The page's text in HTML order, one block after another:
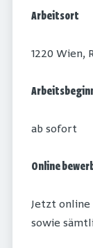
Arbeitsort
1220 Wien,
ab sofort
Online
Jetzt online
sowie